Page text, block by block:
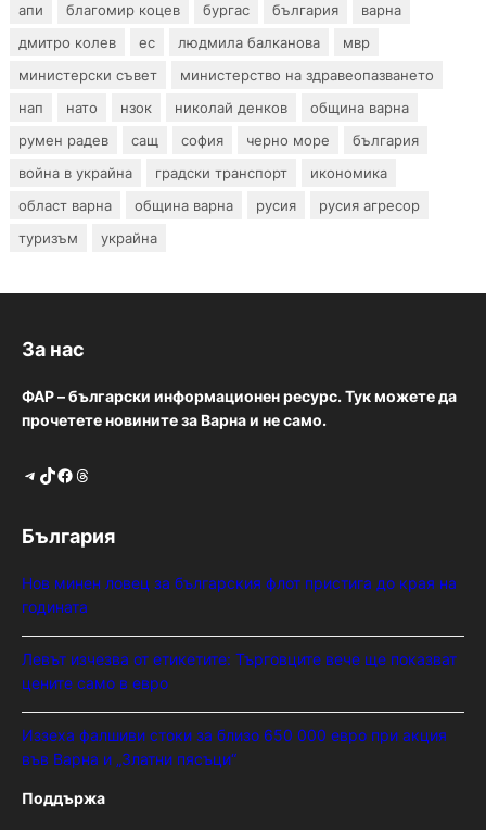
апи благомир коцев бургас българия
варна
дмитро колев
ес людмила балканова
мвр
министерски съвет
министерство на здравеопазването
нап
нато нзок николай денков
община варна
румен радев
сащ софия черно море
българия
война в украйна
градски транспорт
икономика
област варна
община варна русия
русия агресор
туризъм
украйна
За нас
ФАР – български информационен ресурс. Тук можете да
прочетете новините за Варна и не само.
Telegram TikTok Facebook Threads
България
Нов минен ловец за българския флот пристига до края на
годината
Левът изчезва от етикетите: Търговците вече ще показват
цените само в евро
Иззеха фалшиви стоки за близо 650 000 евро при акция
във Варна и „Златни пясъци“
Поддържа